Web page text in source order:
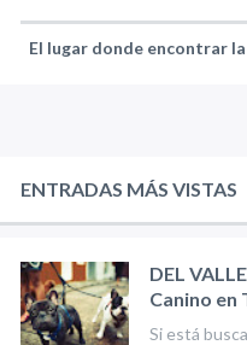
El lugar donde encontrar
ENTRADAS MÁS VISTAS
DEL
Canino en
Si está